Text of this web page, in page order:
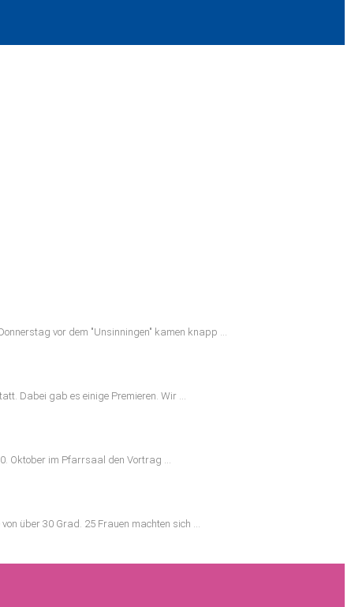
vor dem "Unsinningen" kamen knapp ...
Dabei gab es einige Premieren. Wir ...
Oktober im Pfarrsaal den Vortrag ...
über 30 Grad. 25 Frauen machten sich ...